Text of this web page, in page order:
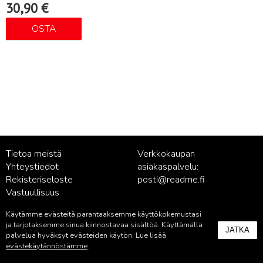
30,90 €
OSTA
Tietoa meistä
Yhteystiedot
Rekisteriseloste
Vastuullisuus
Verkkokaupan
asiakaspalvelu:
posti@readme.fi
Kustantamon asiakaspalvelu:
palvelu@readme.fi
Käytämme evästeitä parantaaksemme käyttökokemustasi
ja tarjotaksemme sinua kiinnostavaa sisältöä. Käyttämällä
palvelua hyväksyt evästeiden käytön. Lue lisää
evästekäytännöstämme.
JATKA